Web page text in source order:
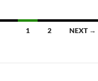
1 2 NEXT →